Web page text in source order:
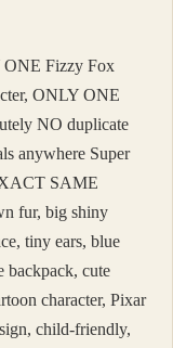
ONE Fizzy Fox
ONLY ONE
NO duplicate
anywhere Super
SAME
fur, big shiny
tiny ears, blue
backpack, cute
character, Pixar
child-friendly,